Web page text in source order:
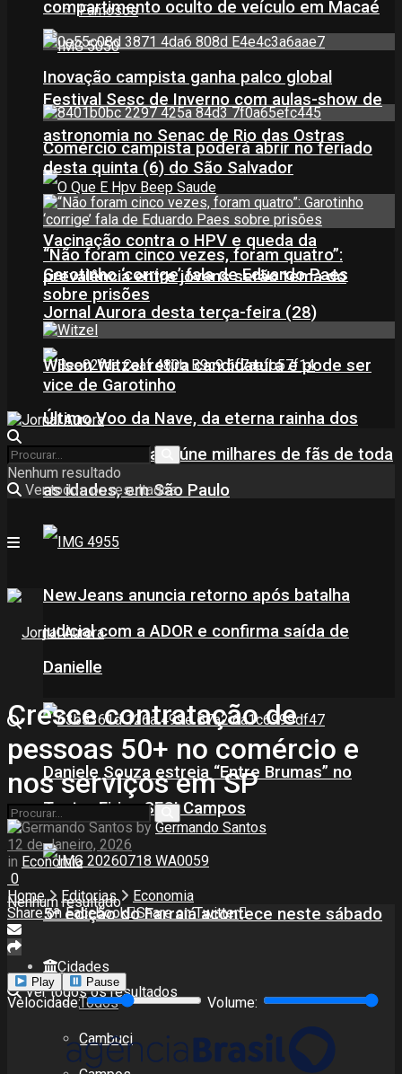
Famosos
Festival Sesc de Inverno com aulas-show de
astronomia no Senac de Rio das Ostras
Vacinação contra o HPV e queda da
prevalência entre jovens serão tema do
Jornal Aurora desta terça-feira (28)
Último Voo da Nave, da eterna rainha dos
Baixinhos, Xuxa reúne milhares de fãs de toda
as idades, em São Paulo
NewJeans anuncia retorno após batalha
judicial com a ADOR e confirma saída de
Danielle
Daniele Souza estreia “Entre Brumas” no
Teatro Firjan SESI Campos
5ª edição do Farraiá acontece neste sábado
Cidades
Todos
Cambuci
compartimento oculto de veículo em Macaé
Inovação campista ganha palco global
Comércio campista poderá abrir no feriado
desta quinta (6) do São Salvador
“Não foram cinco vezes, foram quatro”:
Garotinho ‘corrige’ fala de Eduardo Paes
sobre prisões
Wilson Witzel retira candidatura e pode ser
vice de Garotinho
Nenhum resultado
Ver todos os resultados
Nenhum resultado
Ver todos os resultados
Cresce contratação de
pessoas 50+ no comércio e
nos serviços em SP
by Germando Santos
12 de Janeiro, 2026
in Economia
0
Home
Editorias
Economia
Share on Facebook Share on Twitter
Play Pause
Velocidade: Volume: